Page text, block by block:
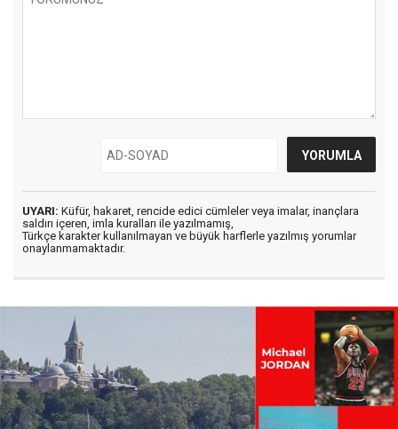
UYARI: Küfür, hakaret, rencide edici cümleler veya imalar, inançlara
saldırı içeren, imla kuralları ile yazılmamış,
Türkçe karakter kullanılmayan ve büyük harflerle yazılmış yorumlar
onaylanmamaktadır.